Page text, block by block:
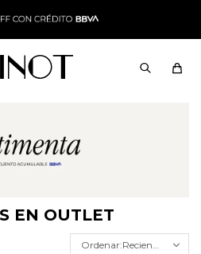
EN OUTLET
Recientes